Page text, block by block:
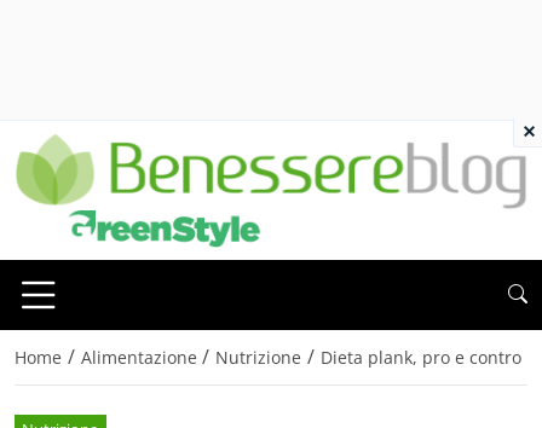
Home / Alimentazione / Nutrizione / Dieta plank, pro e contro
×